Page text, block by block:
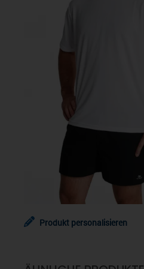
Produkt personalisieren